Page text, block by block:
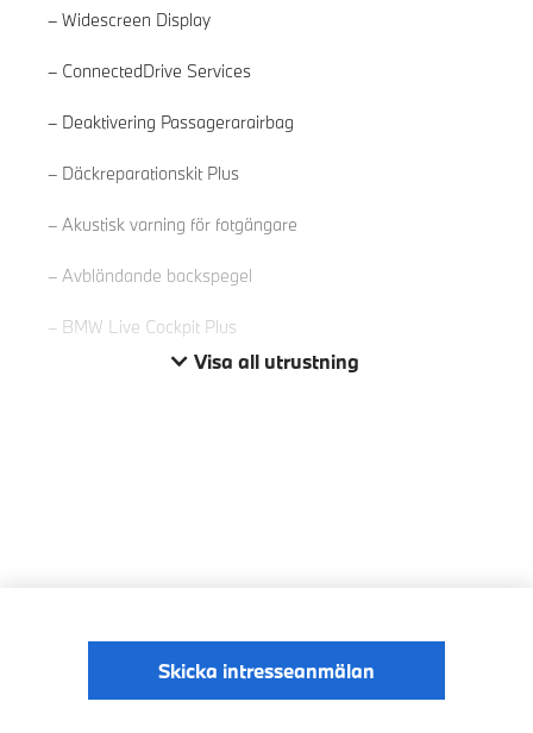
Widescreen Display
ConnectedDrive Services
Deaktivering Passagerarairbag
Däckreparationskit Plus
Akustisk varning för fotgängare
Avbländande backspegel
BMW Live Cockpit Plus
Visa all utrustning
Läs mer
Skicka intresseanmälan